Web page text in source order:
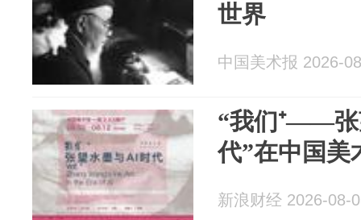
世界
中国美术报 2026-
“我们⁺——
代”在中国美
新浪财经 2026-08-